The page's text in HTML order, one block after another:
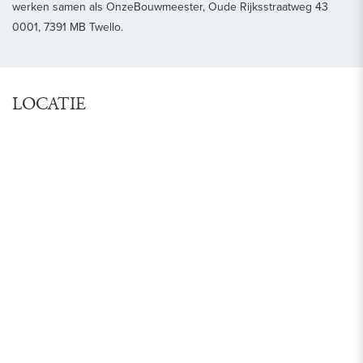
werken samen als OnzeBouwmeester, Oude Rijksstraatweg 43
0001, 7391 MB Twello.
LOCATIE